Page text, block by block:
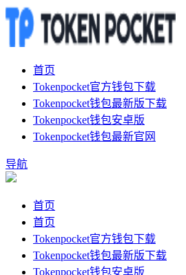
首页
Tokenpocket官方钱包下载
Tokenpocket钱包最新版下载
Tokenpocket钱包安卓版
Tokenpocket钱包最新官网
导航
首页
首页
Tokenpocket官方钱包下载
Tokenpocket钱包最新版下载
Tokenpocket钱包安卓版